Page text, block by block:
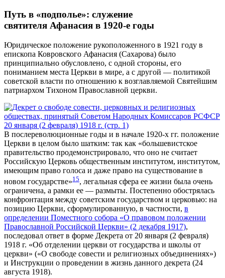
Путь в «подполье»: служение
святителя Афанасия в 1920-е годы
Юридическое положение рукоположенного в 1921 году в
епископа Ковровского Афанасия (Сахарова) было
принципиально обусловлено, с одной стороны, его
пониманием места Церкви в мире, а с другой — политикой
советской власти по отношению к возглавляемой Святейшим
патриархом Тихоном Православной церкви.
В послереволюционные годы и в начале 1920-х гг. положение
Церкви в целом было шатким: так как «большевистское
правительство продемонстрировало, что оно не считает
Российскую Церковь общественным институтом, институтом,
имеющим право голоса и даже право на существование в
новом государстве»15, легальная сфера ее жизни была очень
ограничена, а рамки ее — размыты. Постепенно обострялась
конфронтация между советским государством и церковью: на
позицию Церкви, сформулированную, в частности, в
определении Поместного собора «О правовом положении
Православной Российской Церкви» (2 декабря 1917),
последовал ответ в форме Декрета от 20 января (2 февраля)
1918 г. «Об отделении церкви от государства и школы от
церкви» («О свободе совести и религиозных объединениях»)
и Инструкции о проведении в жизнь данного декрета (24
августа 1918).